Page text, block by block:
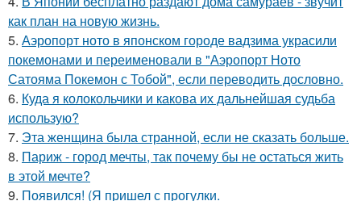
как план на новую жизнь.
5. Аэропорт ното в японском городе вадзима украсили
покемонами и переименовали в "Аэропорт Ното
Сатояма Покемон с Тобой", если переводить дословно.
6. Куда я колокольчики и какова их дальнейшая судьба
использую?
7. Эта женщина была странной, если не сказать больше.
8. Париж - город мечты, так почему бы не остаться жить
в этой мечте?
9. Появился! (Я пришел с прогулки.